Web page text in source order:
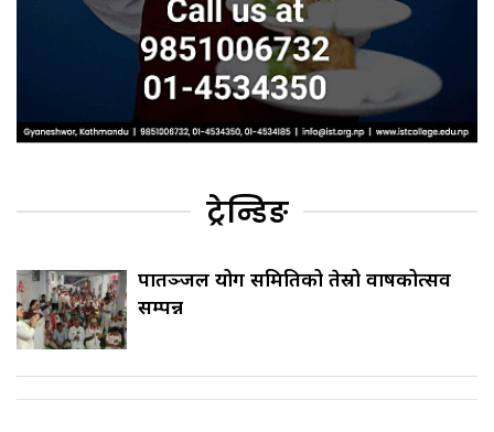
ट्रेन्डिङ
पातञ्जल योग समितिको तेस्रो वार्षिकोत्सव
सम्पन्न